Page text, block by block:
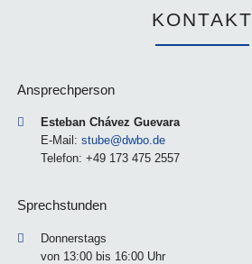
KONTAKT
Ansprechperson
Esteban Chávez Guevara
E-Mail: stube@dwbo.de
Telefon: +49 173 475 2557
Sprechstunden
Donnerstags
von 13:00 bis 16:00 Uhr